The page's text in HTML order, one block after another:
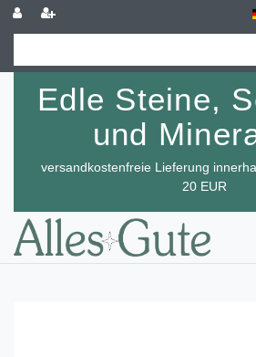
Edle Steine,
und
versandkostenfreie Lieferung
20 EUR